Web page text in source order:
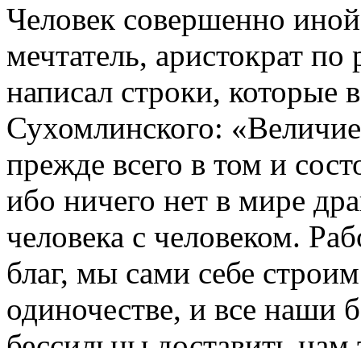
Человек совершенно
мечтатель, аристократ
написал строки, которые
Сухомлинского:
прежде всего в том и
ибо ничего нет в мире
человека с человеком.
благ, мы сами себе
одиночестве, и все наши